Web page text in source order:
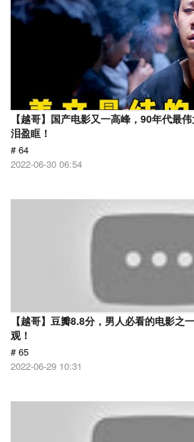
【越哥】国产电影又一高峰，90年代最
泪盈眶！
# 64
2022-06-30 06:54
【越哥】豆瓣8.8分，男人必看的电影之
观！
# 65
2022-06-29 10:31